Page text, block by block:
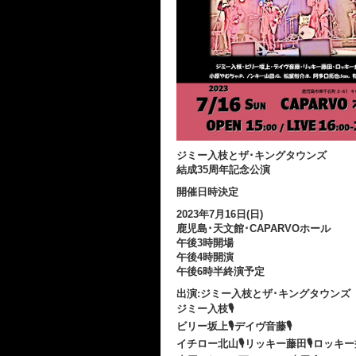
ジミー入枝とザ･キングタウンズ
結成35周年記念公演
開催日時決定
2023年7月16日(日)
鹿児島･天文館･CAPARVOホール
午後3時開場
午後4時開演
午後6時半終演予定
出演:ジミー入枝とザ･キングタウンズ
ジミー入枝🎙
ビリー坂上🎙デイヴ音藤🎙
イチロー北山🎙リッキー藤田🎙ロッキ